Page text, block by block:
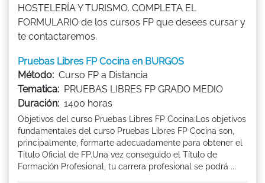
HOSTELERÍA Y TURISMO. COMPLETA EL
FORMULARIO de los cursos FP que desees cursar y
te contactaremos.
Pruebas Libres FP Cocina en BURGOS
Método: Curso FP a Distancia
Tematica: PRUEBAS LIBRES FP GRADO MEDIO
Duración: 1400 horas
Objetivos del curso Pruebas Libres FP Cocina:Los objetivos
fundamentales del curso Pruebas Libres FP Cocina son,
principalmente, formarte adecuadamente para obtener el
Titulo Oficial de FP.Una vez conseguido el Título de
Formación Profesional, tu carrera profesional se podrá ...